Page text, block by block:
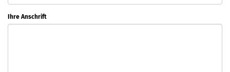
Ihre Anschrift